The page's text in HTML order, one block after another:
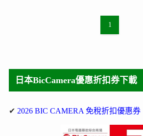
1
日本BicCamera優惠折扣券下載
✔ 2026 BIC CAMERA 免稅折扣優惠券